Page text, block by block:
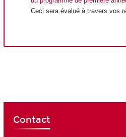
Ceci sera évalué à travers vos
Contact